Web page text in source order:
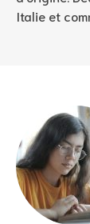
Italie et